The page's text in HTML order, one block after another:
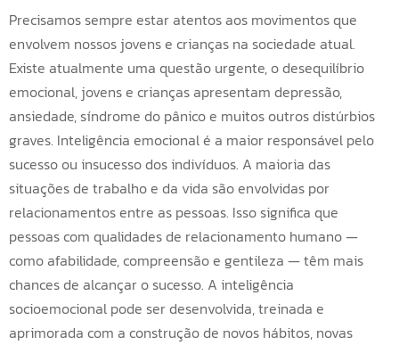
Precisamos sempre estar atentos aos movimentos que
envolvem nossos jovens e crianças na sociedade atual.
Existe atualmente uma questão urgente, o desequilíbrio
emocional, jovens e crianças apresentam depressão,
ansiedade, síndrome do pânico e muitos outros distúrbios
graves. Inteligência emocional é a maior responsável pelo
sucesso ou insucesso dos indivíduos. A maioria das
situações de trabalho e da vida são envolvidas por
relacionamentos entre as pessoas. Isso significa que
pessoas com qualidades de relacionamento humano —
como afabilidade, compreensão e gentileza — têm mais
chances de alcançar o sucesso. A inteligência
socioemocional pode ser desenvolvida, treinada e
aprimorada com a construção de novos hábitos, novas